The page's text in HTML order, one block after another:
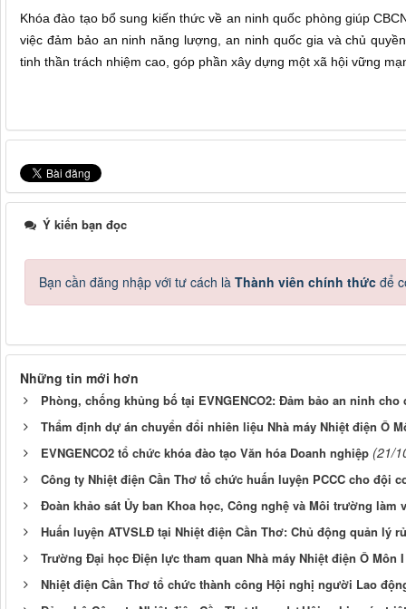
Khóa đào tạo bổ sung kiến thức về an ninh quốc phòng giúp
việc đảm bảo an ninh năng lượng, an ninh quốc gia và chủ
tinh thần trách nhiệm cao, góp phần xây dựng một xã hội vững
Ý kiến bạn đọc
Bạn cần đăng nhập với tư cách là Thành viên chính thức để
Những tin mới hơn
Phòng, chống khủng bố tại EVNGENCO2: Đảm bảo an ninh
Thẩm định dự án chuyển đổi nhiên liệu Nhà máy Nhiệt điện Ô
EVNGENCO2 tổ chức khóa đào tạo Văn hóa Doanh nghiệp (21/
Công ty Nhiệt điện Cần Thơ tổ chức huấn luyện PCCC cho đội
Đoàn khảo sát Ủy ban Khoa học, Công nghệ và Môi trường làm
Huấn luyện ATVSLĐ tại Nhiệt điện Cần Thơ: Chủ động quản lý
Trường Đại học Điện lực tham quan Nhà máy Nhiệt điện Ô Môn I
Nhiệt điện Cần Thơ tổ chức thành công Hội nghị người Lao